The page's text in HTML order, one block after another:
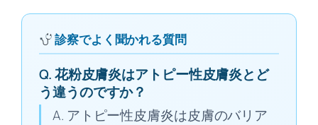
診察でよく聞かれる質問
Q. 花粉皮膚炎はアトピー性皮膚炎とど
う違うのですか？
A. アトピー性皮膚炎は皮膚のバリア